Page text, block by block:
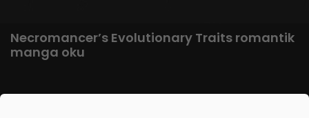
Necromancer’s Evolutionary Traits romantik
manga oku